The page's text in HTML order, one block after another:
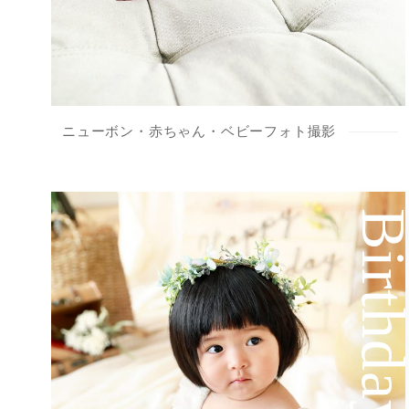
ニューボン・赤ちゃん・ベビーフォト撮影